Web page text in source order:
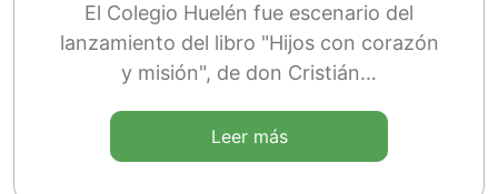
El Colegio Huelén fue escenario del
lanzamiento del libro "Hijos con corazón
y misión", de don Cristián…
Leer más